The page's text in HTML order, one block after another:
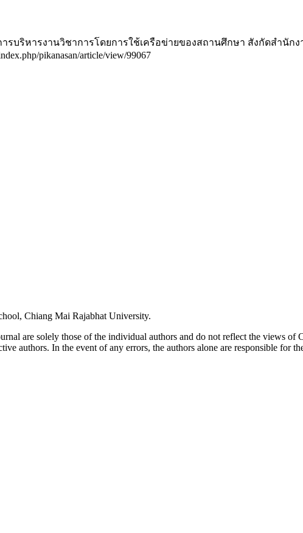
ารบริหารงานวิชาการโดยการใช้เครือข่ายของสถานศึกษา สังกัดสำนัก
pikanasan/article/view/99067
Chiang Mai Rajabhat University.
are solely those of the individual authors and do not reflect the views
authors. In the event of any errors, the authors alone are responsible for